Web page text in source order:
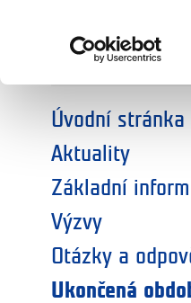
SOCIÁLNÍ DIALOG
Úvodní stránka
Aktuality
Základní
Výzvy
Otázky a
Ukončená